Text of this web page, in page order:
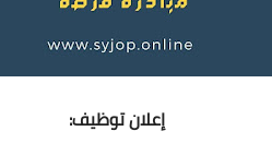
إعلان توظيف: